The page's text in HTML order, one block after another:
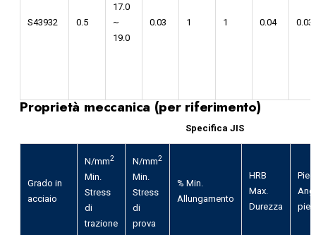
S43932 0.5
17.0
~
19.0
0.03 1 1 0.04 0.03
Proprietà meccanica (per riferimento)
Specifica JIS
Grado in
acciaio
N/mm2
Min.
Stress
di
trazione
N/mm2
Min.
Stress
di
prova
% Min.
Allungamento
HRB
Max.
Durezza